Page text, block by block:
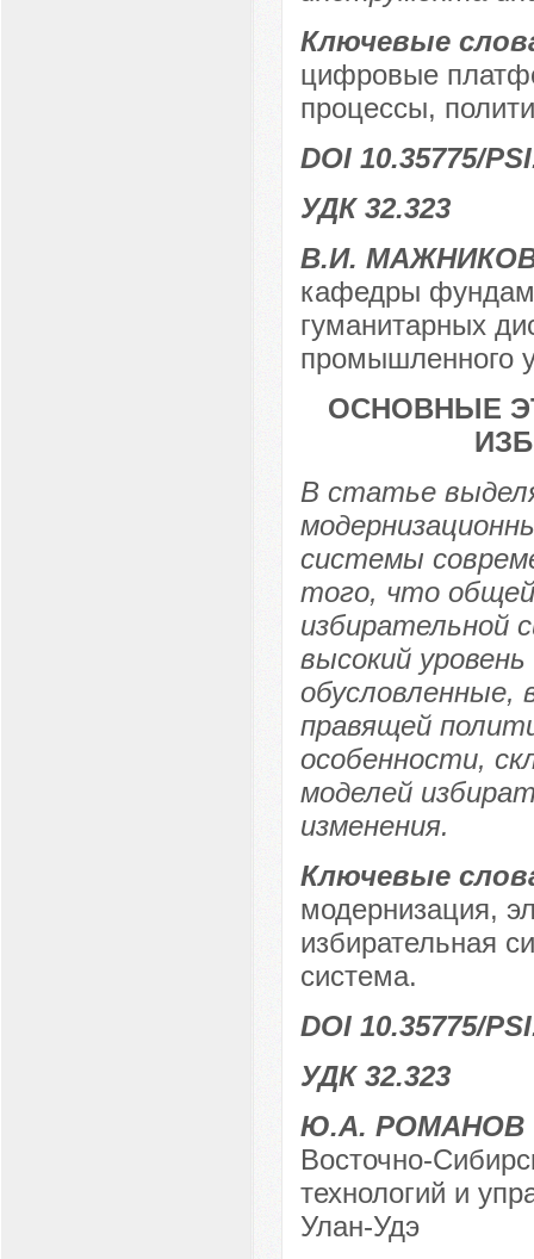
Ключевые
цифровые
процессы,
DOI 10.35775/
УДК 32.323
В.И.
кафедры
гуманитарных
промышленного
ОСНОВНЫЕ
В статье
системы
того, что
избирательной
высокий
обусловленные,
правящей
особенности,
моделей
изменения.
Ключевые
модернизация,
избирательная
система.
DOI 10.35775/
УДК 32.323
Ю.А. РОМАНОВ
Восточно-
технологий и
Улан-Удэ